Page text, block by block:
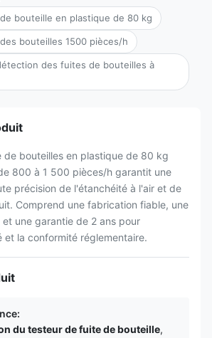
bouteille en plastique de 80 kg
bouteilles 1500 pièces/h
des fuites de bouteilles à
de bouteilles en plastique de 80 kg
800 à 1 500 pièces/h garantit une
précision de l'étanchéité à l'air et de
Comprend une fabrication fiable, une
une garantie de 2 ans pour
et la conformité réglementaire.
du testeur de fuite de bouteille,